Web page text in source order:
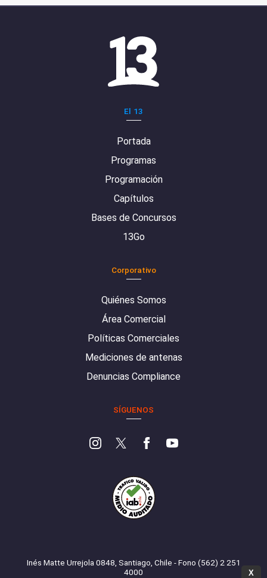
El 13
Portada
Programas
Programación
Capítulos
Bases de Concursos
13Go
Corporativo
Quiénes Somos
Área Comercial
Políticas Comerciales
Mediciones de antenas
Denuncias Compliance
SÍGUENOS
Inés Matte Urrejola 0848, Santiago, Chile - Fono (562) 2 251
4000
X